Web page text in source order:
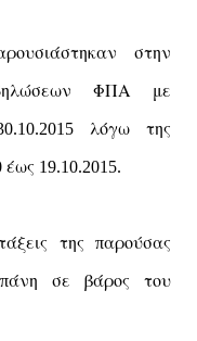
στην
ΦΠΑ
με
λόγω
της
έως 19.10.2015.
της παρούσας
πάνη σε βάρος
του